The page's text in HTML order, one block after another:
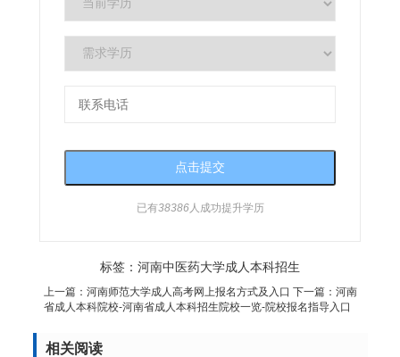
已有38386人成功提升学历
标签： 河南中医药大学成人本科招生
上一篇： 河南师范大学成人高考网上报名方式及入口 下一篇： 河南
省成人本科院校-河南省成人本科招生院校一览-院校报名指导入口
相关阅读